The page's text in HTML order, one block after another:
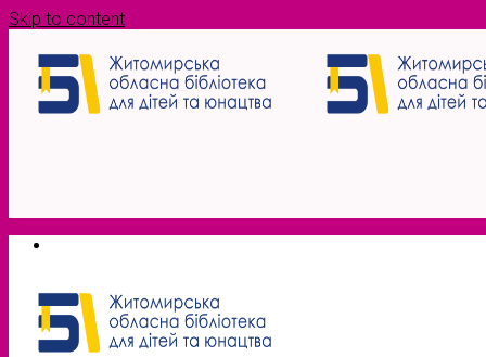
Skip to content